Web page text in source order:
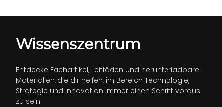
Wissenszentrum
Entdecke Fachartikel, Leitfäden und herunterladbare
Materialien, die dir helfen, im Bereich Technologie,
Strategie und Innovation immer einen Schritt voraus
zu sein.